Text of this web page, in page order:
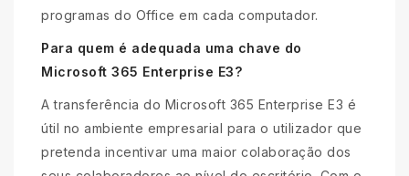
programas do Office em cada computador.
Para quem é adequada uma chave do
Microsoft 365 Enterprise E3?
A transferência do Microsoft 365 Enterprise E3 é
útil no ambiente empresarial para o utilizador que
pretenda incentivar uma maior colaboração dos